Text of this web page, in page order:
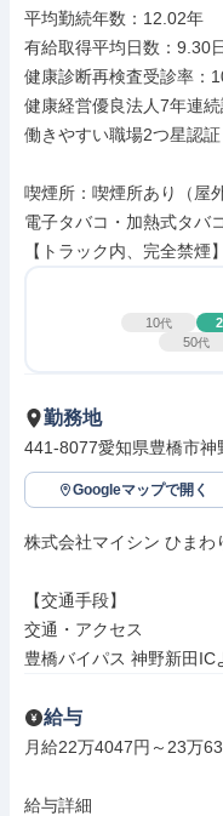
平均勤続年数：12.02年
有給取得平均日数：9.30
健康診断再検査受診率：
健康経営優良法人7年連
働きやすい職場2つ星認証
喫煙所：喫煙所あり（屋外
電子タバコ・加熱式タバ
【トラック内、完全禁煙】
10代
50代
勤務地
441-8077愛知県豊橋市神
Googleマップで開く
株式会社マイシン ひまわ
【交通手段】
交通・アクセス
豊橋バイパス 神野新田IC
給与
月給22万4047円～23万
給与詳細